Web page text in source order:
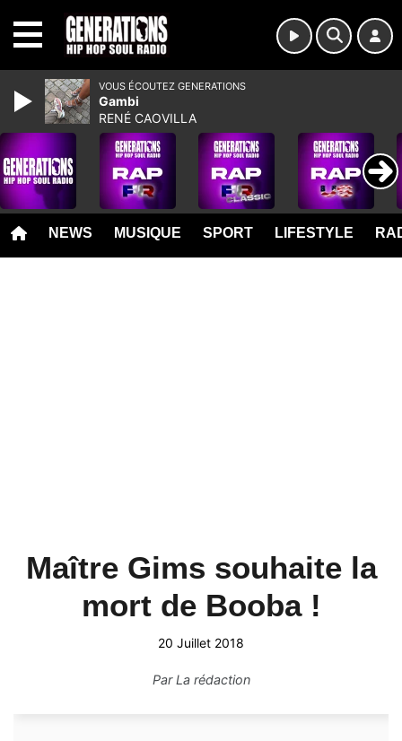
NEWS MUSIQUE SPORT LIFESTYLE
Maître Gims souhaite la
mort de Booba !
20 Juillet 2018
ParLa rédaction
VOUS ÉCOUTEZ GENERATIONS
Gambi
RENÉ CAOVILLA